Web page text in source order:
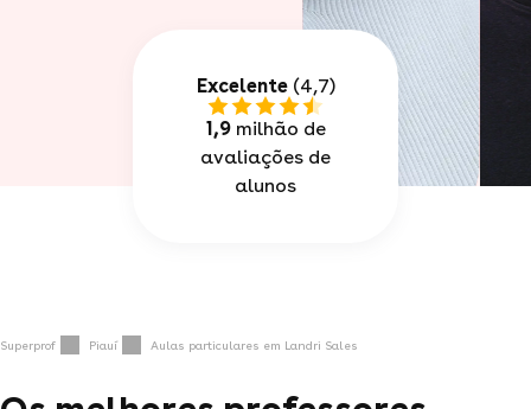
Excelente(4,7)
1,9milhão de
avaliações de
alunos
Superprof Piauí Aulas particulares em Landri Sales